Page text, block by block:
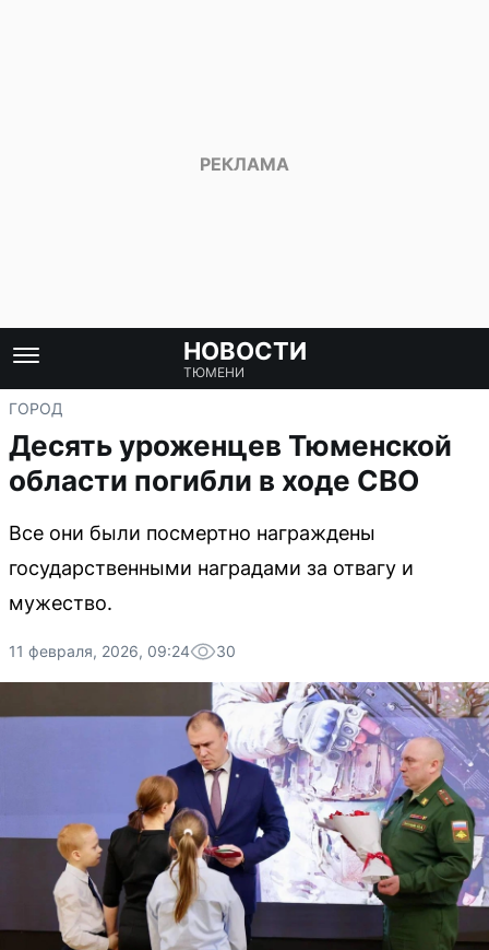
НОВОСТИ
ТЮМЕНИ
ГОРОД
Десять уроженцев Тюменской
области погибли в ходе СВО
Все они были посмертно награждены
государственными наградами за отвагу и
мужество.
11 февраля, 2026, 09:24 30